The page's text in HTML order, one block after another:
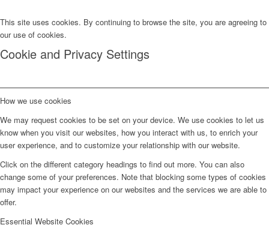
This site uses cookies. By continuing to browse the site, you are agreeing to
our use of cookies.
Cookie and Privacy Settings
How we use cookies
We may request cookies to be set on your device. We use cookies to let us
know when you visit our websites, how you interact with us, to enrich your
user experience, and to customize your relationship with our website.
Click on the different category headings to find out more. You can also
change some of your preferences. Note that blocking some types of cookies
may impact your experience on our websites and the services we are able to
offer.
Essential Website Cookies